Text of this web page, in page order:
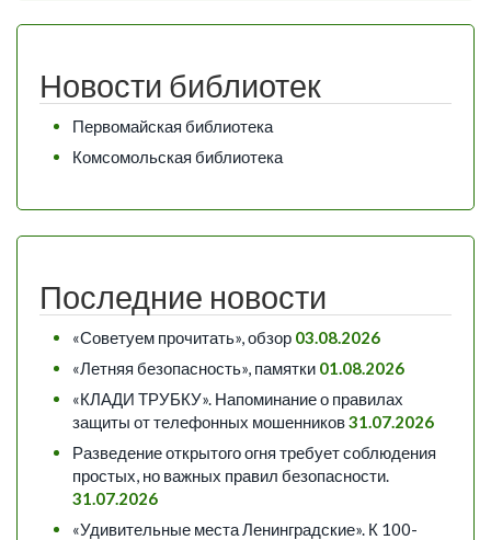
Новости библиотек
Первомайская библиотека
Комсомольская библиотека
Последние новости
«Советуем прочитать», обзор 03.08.2026
«Летняя безопасность», памятки 01.08.2026
«КЛАДИ ТРУБКУ». Напоминание о правилах
защиты от телефонных мошенников31.07.2026
Разведение открытого огня требует соблюдения
простых, но важных правил безопасности.
31.07.2026
«Удивительные места Ленинградские». К 100-